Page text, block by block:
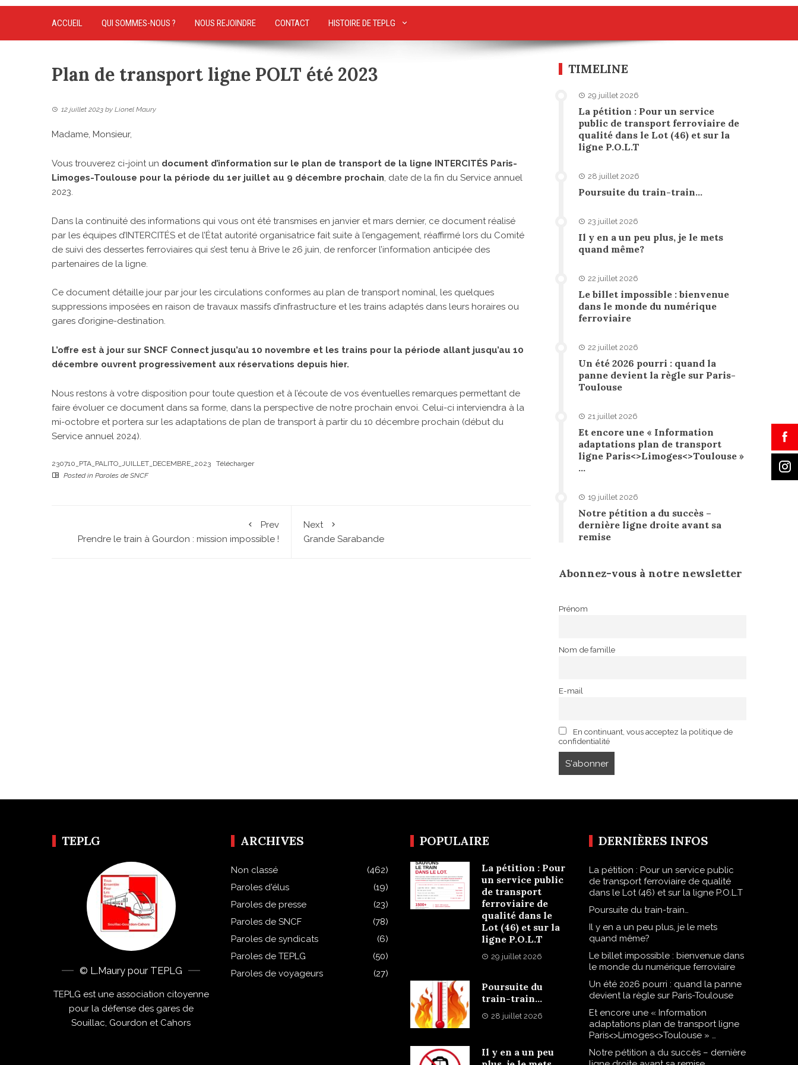
ACCUEIL QUI SOMMES-NOUS ? NOUS REJOINDRE CONTACT HISTOIRE DE TEPLG
Plan de transport ligne POLT été 2023
12 juillet 2023 by Lionel Maury
Madame, Monsieur,
Vous trouverez ci-joint un document d’information sur le plan de transport de la ligne INTERCITÉS Paris-
Limoges-Toulouse pour la période du 1er juillet au 9 décembre prochain, date de la fin du Service annuel
2023.
Dans la continuité des informations qui vous ont été transmises en janvier et mars dernier, ce document réalisé
par les équipes d’INTERCITÉS et de l’État autorité organisatrice fait suite à l’engagement, réaffirmé lors du Comité
de suivi des dessertes ferroviaires qui s’est tenu à Brive le 26 juin, de renforcer l’information anticipée des
partenaires de la ligne.
Ce document détaille jour par jour les circulations conformes au plan de transport nominal, les quelques
suppressions imposées en raison de travaux massifs d’infrastructure et les trains adaptés dans leurs horaires ou
gares d’origine-destination.
L’offre est à jour sur SNCF Connect jusqu’au 10 novembre et les trains pour la période allant jusqu’au 10
décembre ouvrent progressivement aux réservations depuis hier.
Nous restons à votre disposition pour toute question et à l’écoute de vos éventuelles remarques permettant de
faire évoluer ce document dans sa forme, dans la perspective de notre prochain envoi. Celui-ci interviendra à la
mi-octobre et portera sur les adaptations de plan de transport à partir du 10 décembre prochain (début du
Service annuel 2024).
230710_PTA_PALITO_JUILLET_DECEMBRE_2023
Télécharger
Posted in Paroles de SNCF
Prev
Prendre le train à Gourdon : mission impossible !
Next
Grande Sarabande
TIMELINE
29 juillet 2026
La pétition : Pour un service
public de transport ferroviaire de
qualité dans le Lot (46) et sur la
ligne P.O.L.T
28 juillet 2026
Poursuite du train-train…
23 juillet 2026
Il y en a un peu plus, je le mets
quand même?
22 juillet 2026
Le billet impossible : bienvenue
dans le monde du numérique
ferroviaire
22 juillet 2026
Un été 2026 pourri : quand la
panne devient la règle sur Paris-
Toulouse
21 juillet 2026
Et encore une « Information
adaptations plan de transport
ligne Paris<>Limoges<>Toulouse »
…
19 juillet 2026
Notre pétition a du succès –
dernière ligne droite avant sa
remise
Abonnez-vous à notre newsletter
Prénom
Nom de famille
E-mail
En continuant, vous acceptez la politique de
confidentialité
TEPLG
© L.Maury pour TEPLG
TEPLG est une association citoyenne
pour la défense des gares de
Souillac, Gourdon et Cahors
ARCHIVES
Non classé
(462)
Paroles d'élus
(19)
Paroles de presse
(23)
Paroles de SNCF
(78)
Paroles de syndicats
(6)
Paroles de TEPLG
(50)
Paroles de voyageurs
(27)
POPULAIRE
La pétition : Pour
un service public
de transport
ferroviaire de
qualité dans le
Lot (46) et sur la
ligne P.O.L.T
29 juillet 2026
Poursuite du
train-train…
28 juillet 2026
Il y en a un peu
DERNIÈRES INFOS
La pétition : Pour un service public
de transport ferroviaire de qualité
dans le Lot (46) et sur la ligne P.O.L.T
Poursuite du train-train…
Il y en a un peu plus, je le mets
quand même?
Le billet impossible : bienvenue dans
le monde du numérique ferroviaire
Un été 2026 pourri : quand la panne
devient la règle sur Paris-Toulouse
Et encore une « Information
adaptations plan de transport ligne
Paris<>Limoges<>Toulouse » …
Notre pétition a du succès – dernière